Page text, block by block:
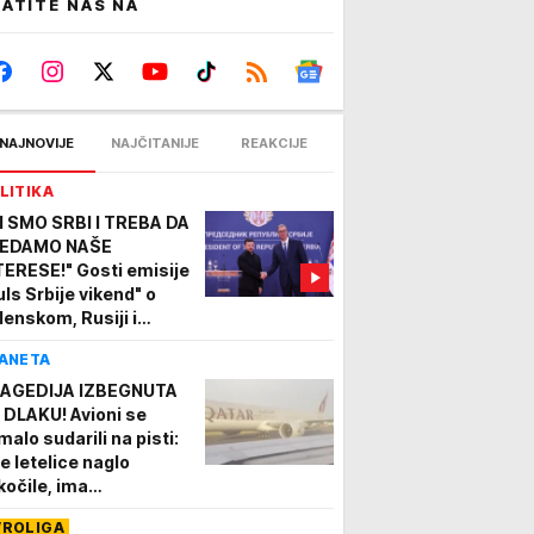
NAS NA
NAJNOVIJE NAJČITANIJE REAKCIJE
SMO SRBI I TREBA DA
NAŠE
Gosti emisije
Srbije vikend" o
Rusiji i
svoju politiku"
IZBEGNUTA
DLAKU! Avioni se
sudarili na pisti:
letelice naglo
ima